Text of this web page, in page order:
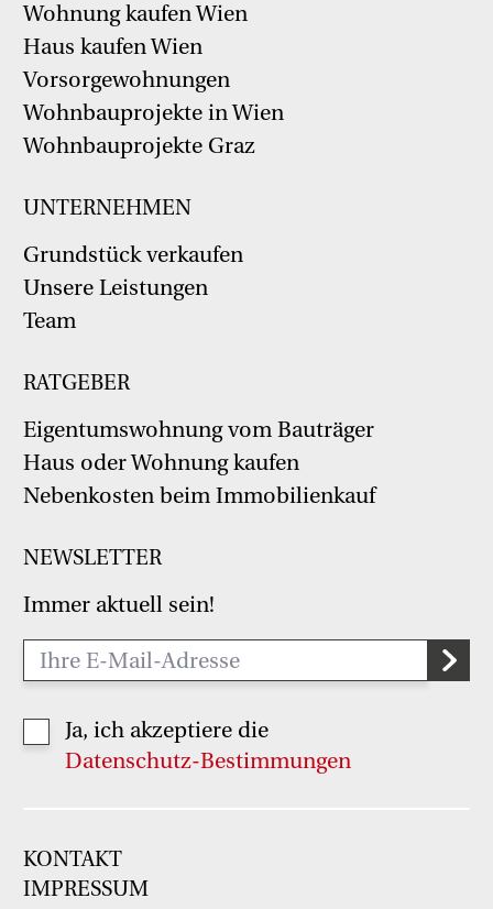
Wohnung kaufen Wien
Haus kaufen Wien
Vorsorgewohnungen
Wohnbauprojekte in Wien
Wohnbauprojekte Graz
UNTERNEHMEN
Grundstück verkaufen
Unsere Leistungen
Team
RATGEBER
Eigentumswohnung vom Bauträger
Haus oder Wohnung kaufen
Nebenkosten beim Immobilienkauf
NEWSLETTER
Immer aktuell sein!
Ja, ich akzeptiere die
Datenschutz-Bestimmungen
KONTAKT
IMPRESSUM